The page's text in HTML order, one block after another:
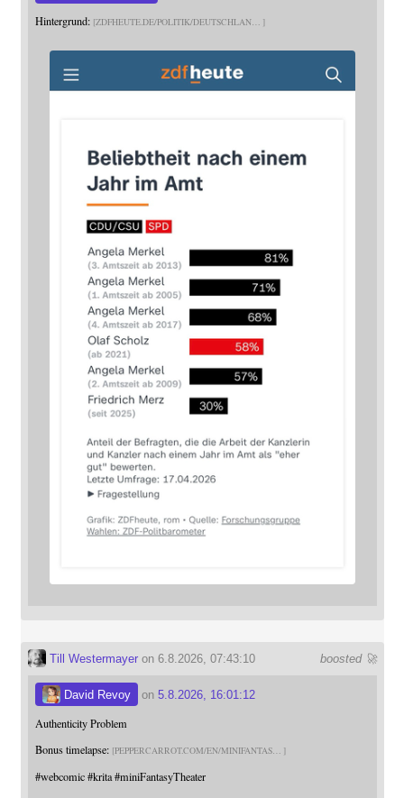
Hintergrund: ZDFHEUTE.DE/POLITIK/DEUTSCHLAN
boosted 🚀
Till Westermayeron 6.8.2026, 07:43:10
David Revoy on 5.8.2026, 16:01:12
Authenticity Problem
Bonus timelapse: PEPPERCARROT.COM/EN/MINIFANTAS
#webcomic #krita #miniFantasyTheater